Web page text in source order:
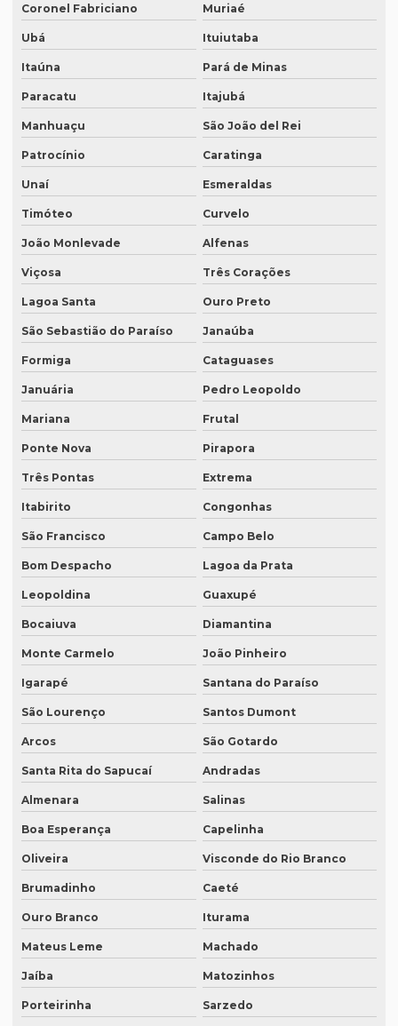
Empresa de tradução juramentada em italiano
Empresa de tradução juramentada em italiano em curitiba
Empresa de tradução juramentada sp
Empresa de tradução e legendagem
Empresa de tradução de patentes
Empresa de tradução de patentes em curitiba
Empresa de tradução de patentes em porto alegre
Empresa de tradução profissional
Empresa tradução rio de janeiro
Empresa de tradução rj
Empresa de tradução em são paulo
Empresa de tradução simultânea para teams
Empresa de tradução simultânea para teams em campinas
Empresa de tradução simultânea para teams em recife
Empresa de tradução simultânea para zoom
Empresa de tradução simultânea para zoom em curitiba
Empresa de tradução simultânea para zoom em sp
Empresa tradução site
Empresa de tradução de sites em inglês
Empresa de tradução sp
Empresa de tradução de textos
Empresa tradutora juramentada
Empresa tradutora juramentada em brasília
Empresa tradutora juramentada em recife
Empresa de tradutores juramentados
Empresa de tradutores juramentados em brasília
Coronel Fabriciano Muriaé
Ubá Ituiutaba
Itaúna Pará de Minas
Paracatu Itajubá
Manhuaçu São João del Rei
Patrocínio Caratinga
Unaí Esmeraldas
Timóteo Curvelo
João Monlevade Alfenas
Viçosa Três Corações
Lagoa Santa Ouro Preto
São Sebastião do Paraíso Janaúba
Formiga Cataguases
Januária Pedro Leopoldo
Mariana Frutal
Ponte Nova Pirapora
Três Pontas Extrema
Itabirito Congonhas
São Francisco Campo Belo
Bom Despacho Lagoa da Prata
Leopoldina Guaxupé
Bocaiuva Diamantina
Monte Carmelo João Pinheiro
Igarapé Santana do Paraíso
São Lourenço Santos Dumont
Arcos São Gotardo
Santa Rita do Sapucaí Andradas
Almenara Salinas
Boa Esperança Capelinha
Oliveira Visconde do Rio Branco
Brumadinho Caeté
Ouro Branco Iturama
Mateus Leme Machado
Jaíba Matozinhos
Porteirinha Sarzedo